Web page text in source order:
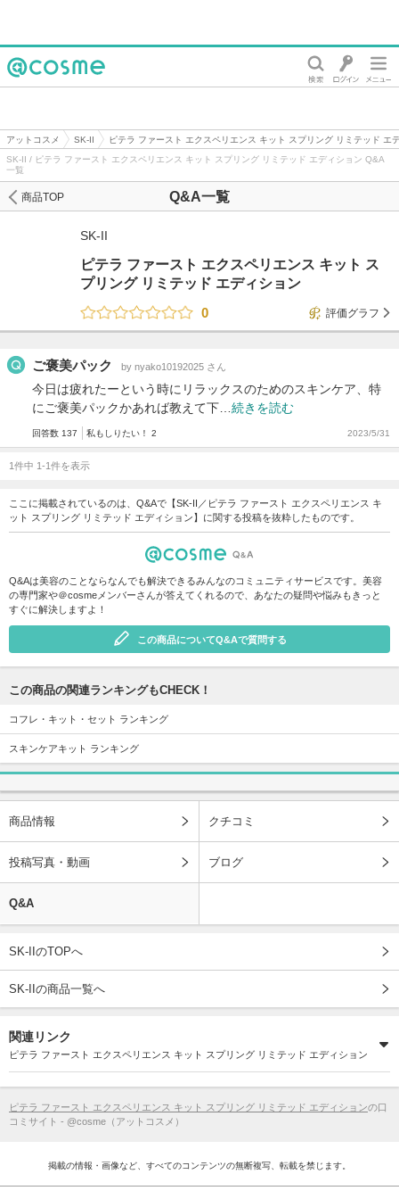
アットコスメ SK-II
ピテラ ファースト エクスペリエンス キット スプリング リミテッド エ
SK-II / ピテラ ファースト エクスペリエンス キット スプリング リミテッド エディション Q&A
一覧
Q&A一覧
商品TOP
SK-II
ピテラ ファースト エクスペリエンス キット ス
プリング リミテッド エディション
0
評価グラフ
ご褒美パック by nyako10192025 さん
今日は疲れたーという時にリラックスのためのスキンケア、特
にご褒美パックかあれば教えて下… 続きを読む
回答数 137 私もしりたい！ 2 2023/5/31
1件中 1-1件を表示
ここに掲載されているのは、Q&Aで【SK-II／ピテラ ファースト エクスペリエンス キ
ット スプリング リミテッド エディション】に関する投稿を抜粋したものです。
Q&Aは美容のことならなんでも解決できるみんなのコミュニティサービスです。美容
の専門家や＠cosmeメンバーさんが答えてくれるので、あなたの疑問や悩みもきっと
すぐに解決しますよ！
この商品についてQ&Aで質問する
この商品の関連ランキングもCHECK！
コフレ・キット・セット ランキング
スキンケアキット ランキング
商品情報 クチコミ
投稿写真・動画 ブログ
Q&A
SK-IIのTOPへ
SK-IIの商品一覧へ
関連リンク
ピテラ ファースト エクスペリエンス キット スプリング リミテッド エディション
ピテラ ファースト エクスペリエンス キット スプリング リミテッド エディションの口
コミサイト - @cosme（アットコスメ）
掲載の情報・画像など、すべてのコンテンツの無断複写、転載を禁じます。